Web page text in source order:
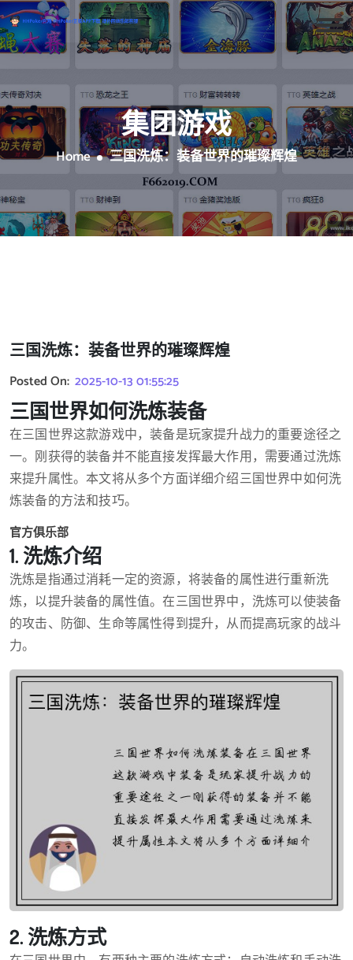
集团游戏
Home 三国洗炼：装备世界的璀璨辉煌
三国洗炼：装备世界的璀璨辉煌
Posted On: 2025-10-13 01:55:25
三国世界如何洗炼装备
在三国世界这款游戏中，装备是玩家提升战力的重要途径之
一。刚获得的装备并不能直接发挥最大作用，需要通过洗炼
来提升属性。本文将从多个方面详细介绍三国世界中如何洗
炼装备的方法和技巧。
官方俱乐部
1. 洗炼介绍
洗炼是指通过消耗一定的资源，将装备的属性进行重新洗
炼，以提升装备的属性值。在三国世界中，洗炼可以使装备
的攻击、防御、生命等属性得到提升，从而提高玩家的战斗
力。
2. 洗炼方式